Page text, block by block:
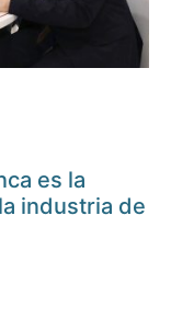
es la
industria de